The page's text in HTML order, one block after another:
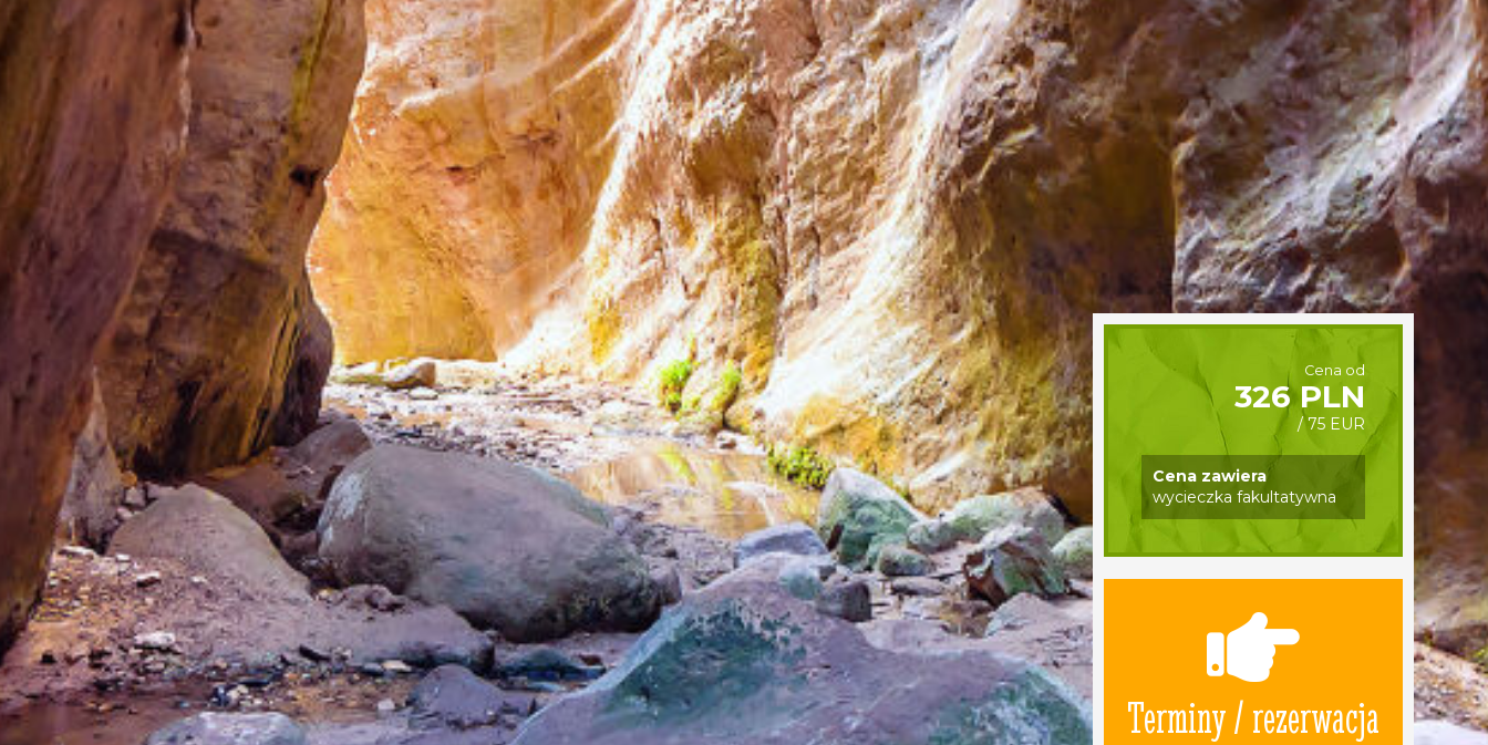
Cena od
326 PLN
/ 75 EUR
Cena zawiera
wycieczka fakultatywna
Terminy / rezerwacja